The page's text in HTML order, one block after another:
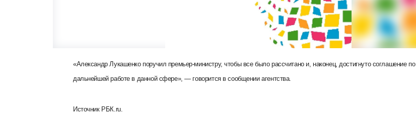
«Александр Лукашенко поручил премьер-министру, чтобы все было рассчитано и, наконец, достигнуто соглашение по
дальнейшей работе в данной сфере», — говорится в сообщении агентства.
Источник РБК.ru.